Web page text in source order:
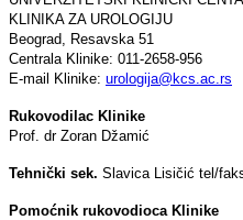
KLINIKA ZA UROLOGIJU
Beograd, Resavska 51
Centrala Klinike: 011-2658-956
E-mail Klinike: urologija@kcs.ac.rs
Rukovodilac Klinike
Prof. dr Zoran Džamić
Tehnički sek. Slavica Lisičić tel/
Pomoćnik rukovodioca Klinike